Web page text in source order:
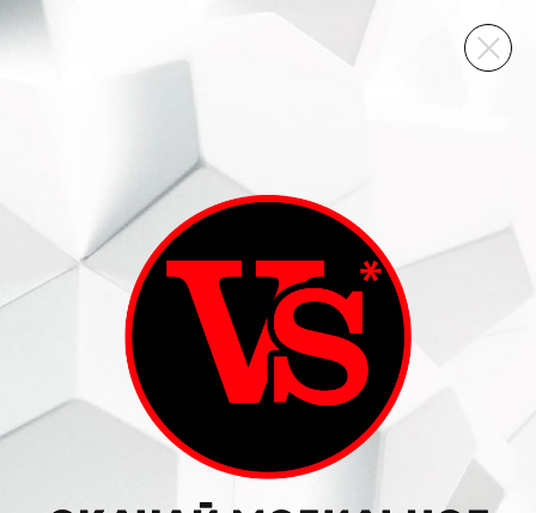
ВИННЫЙ СКЛАД